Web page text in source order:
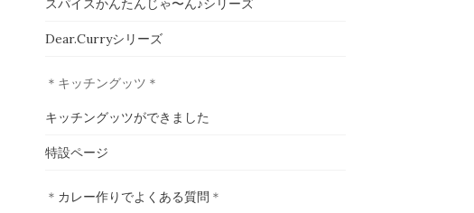
スパイスかんたんじゃ〜ん♪シリーズ
Dear.Curryシリーズ
＊キッチングッツ＊
キッチングッツができました
特設ページ
＊ カレー作りでよくある質問 ＊